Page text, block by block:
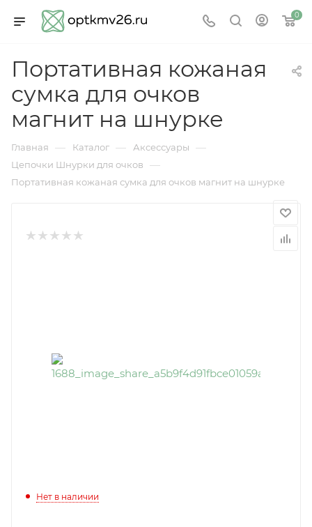
0
Портативная кожаная
сумка для очков
магнит на шнурке
Главная — Каталог — Аксессуары —
Цепочки Шнурки для очков —
Портативная кожаная сумка для очков магнит на шнурке
Нет в наличии